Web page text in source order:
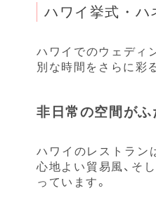
ハワイ挙式・ハ
ハワイでのウェディ
別な時間をさらに彩
非日常の空間が
ハワイのレストラン
心地よい貿易風、そ
っています。